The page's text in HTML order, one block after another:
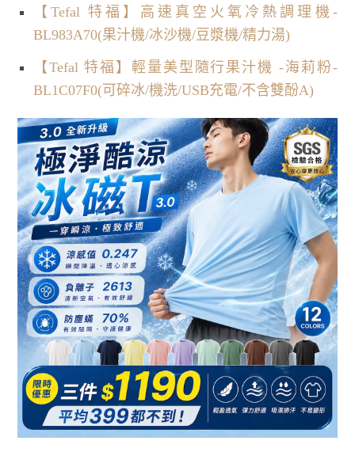
【Tefal 特福】高速真空火氧冷熱調理機-
BL983A70(果汁機/冰沙機/豆漿機/精力湯)
【Tefal 特福】輕量美型隨行果汁機 -海莉粉-
BL1C07F0(可碎冰/機洗/USB充電/不含雙酚A)